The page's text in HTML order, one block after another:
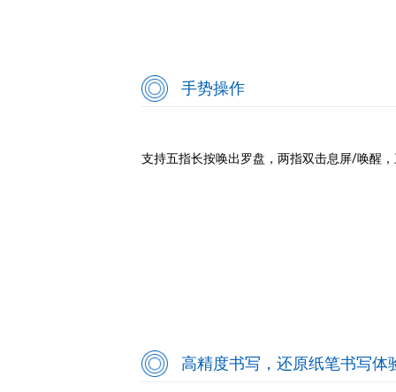
手势操作
支持五指长按唤出罗盘，两指双击息屏/唤醒
高精度书写，还原纸笔书写体